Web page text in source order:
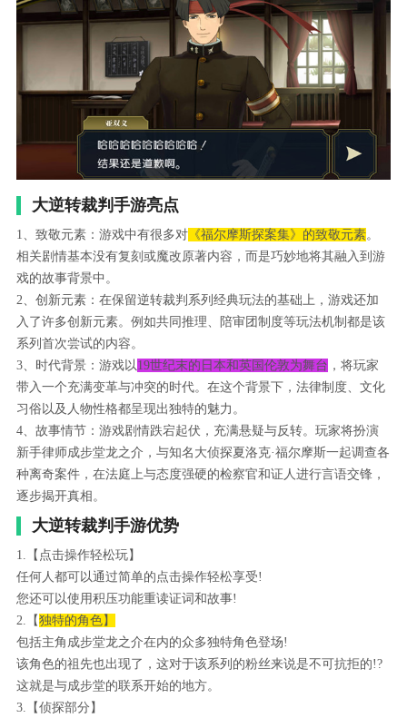
大逆转裁判手游亮点
1、致敬元素：游戏中有很多对《福尔摩斯探案集》的致敬元素。
相关剧情基本没有复刻或魔改原著内容，而是巧妙地将其融入到游
戏的故事背景中。
2、创新元素：在保留逆转裁判系列经典玩法的基础上，游戏还加
入了许多创新元素。例如共同推理、陪审团制度等玩法机制都是该
系列首次尝试的内容。
3、时代背景：游戏以19世纪末的日本和英国伦敦为舞台 ，将玩家
带入一个充满变革与冲突的时代。在这个背景下，法律制度、文化
习俗以及人物性格都呈现出独特的魅力。
4、故事情节：游戏剧情跌宕起伏，充满悬疑与反转。玩家将扮演
新手律师成步堂龙之介，与知名大侦探夏洛克·福尔摩斯一起调查各
种离奇案件，在法庭上与态度强硬的检察官和证人进行言语交锋，
逐步揭开真相。
大逆转裁判手游优势
1.【点击操作轻松玩】
任何人都可以通过简单的点击操作轻松享受!
您还可以使用积压功能重读证词和故事!
2.【独特的角色】
包括主角成步堂龙之介在内的众多独特角色登场!
该角色的祖先也出现了，这对于该系列的粉丝来说是不可抗拒的!?
这就是与成步堂的联系开始的地方。
3.【侦探部分】